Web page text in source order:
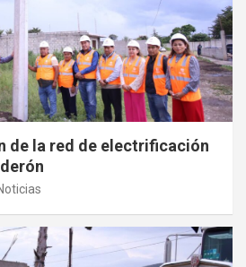
de la red de electrificación